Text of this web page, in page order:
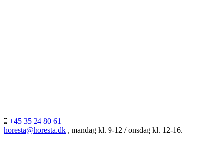
+45 35 24 80 61
horesta@horesta.dk , mandag kl. 9-12 / onsdag kl. 12-16.